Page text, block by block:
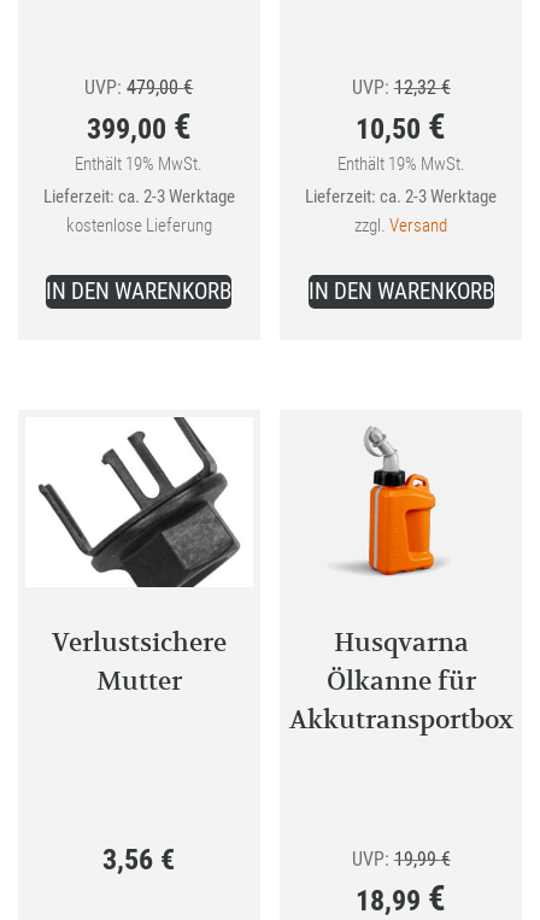
UVP: 479,00€Ursprünglicher
war:
479,00 €
399,00 €
Aktueller
Preis
399,00 €.
Enthält 19% MwSt.
Lieferzeit: ca. 2-3 Werktage
kostenlose Lieferung
IN DEN WARENKORB
UVP: 12,32€
war:
12,32 €
10,50 €
Aktueller
Preis
10,50 €.
Enthält 19% MwSt.
Lieferzeit: ca. 2-3 Werktage
zzgl.Versand
IN DEN WARENKORB
Verlustsichere
Mutter
3,56 €
Husqvarna
Ölkanne für
Akkutransportbox
UVP: 19,99€
18,99 €